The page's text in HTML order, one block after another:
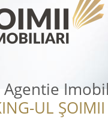
Agentie
UL ȘOIMII